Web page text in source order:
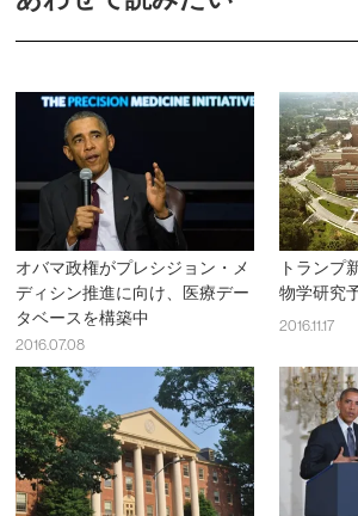
オバマ政権がプレシジョン・メ
ディシン推進に向け、医療デー
タベースを構築中
2016.07.08
トランプ
物学研究
2016.11.17